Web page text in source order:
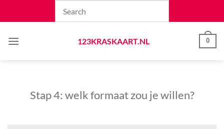
123KRASKAART.NL
0
Stap 4: welk formaat zou je willen?